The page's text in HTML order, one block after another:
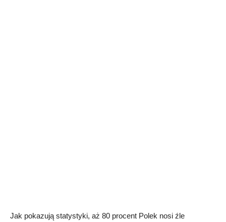
Jak pokazują statystyki, aż 80 procent Polek nosi źle